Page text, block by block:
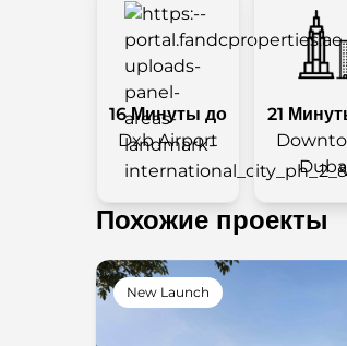
16 Минуты до
Dxb Airport
21
Похожие проекты
New Launch